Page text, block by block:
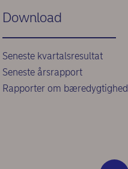
Download
Seneste kvartalsresultat
Seneste årsrapport
Rapporter om bæredygtighed